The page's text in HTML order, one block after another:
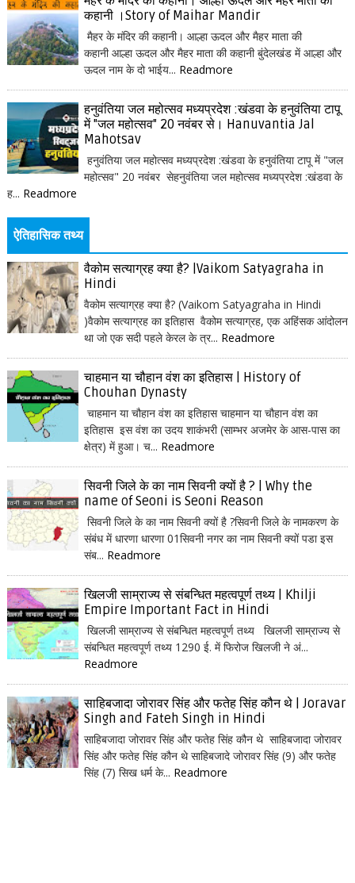
कहानी ।Story of Maihar Mandir
मैहर के मंदिर की कहानी। आल्हा ऊदल और मैहर माता की
कहानी आल्हा ऊदल और मैहर माता की कहानी बुंदेलखंड में आल्हा और
ऊदल नाम के दो भाईय... Readmore
हनुवंतिया जल महोत्सव मध्यप्रदेश :खंडवा के हनुवंतिया टापू
में "जल महोत्सव" 20 नवंबर से। Hanuvantia Jal
Mahotsav
हनुवंतिया जल महोत्सव मध्यप्रदेश :खंडवा के हनुवंतिया टापू में "जल
महोत्सव" 20 नवंबर सेहनुवंतिया जल महोत्सव मध्यप्रदेश :खंडवा के
ह... Readmore
ऐतिहासिक तथ्य
वैकोम सत्याग्रह क्या है? |Vaikom Satyagraha in
Hindi
वैकोम सत्याग्रह क्या है? (Vaikom Satyagraha in Hindi
)वैकोम सत्याग्रह का इतिहास वैकोम सत्याग्रह, एक अहिंसक आंदोलन
था जो एक सदी पहले केरल के त्र... Readmore
चाहमान या चौहान वंश का इतिहास | History of
Chouhan Dynasty
चाहमान या चौहान वंश का इतिहास चाहमान या चौहान वंश का
इतिहास इस वंश का उदय शाकंभरी (साम्भर अजमेर के आस-पास का
क्षेत्र) में हुआ। च... Readmore
सिवनी जिले के का नाम सिवनी क्यों है ? | Why the
name of Seoni is Seoni Reason
सिवनी जिले के का नाम सिवनी क्यों है ?सिवनी जिले के नामकरण के
संबंध में धारणा धारणा 01सिवनी नगर का नाम सिवनी क्यों पडा इस
संब... Readmore
खिलजी साम्राज्य से संबन्धित महत्वपूर्ण तथ्य | Khilji
Empire Important Fact in Hindi
खिलजी साम्राज्य से संबन्धित महत्वपूर्ण तथ्य खिलजी साम्राज्य से
संबन्धित महत्वपूर्ण तथ्य 1290 ई. में फिरोज खिलजी ने अं...
Readmore
साहिबजादा जोरावर सिंह और फतेह सिंह कौन थे | Joravar
Singh and Fateh Singh in Hindi
साहिबजादा जोरावर सिंह और फतेह सिंह कौन थे साहिबजादा जोरावर
सिंह और फतेह सिंह कौन थे साहिबजादे जोरावर सिंह (9) और फतेह
सिंह (7) सिख धर्म के... Readmore